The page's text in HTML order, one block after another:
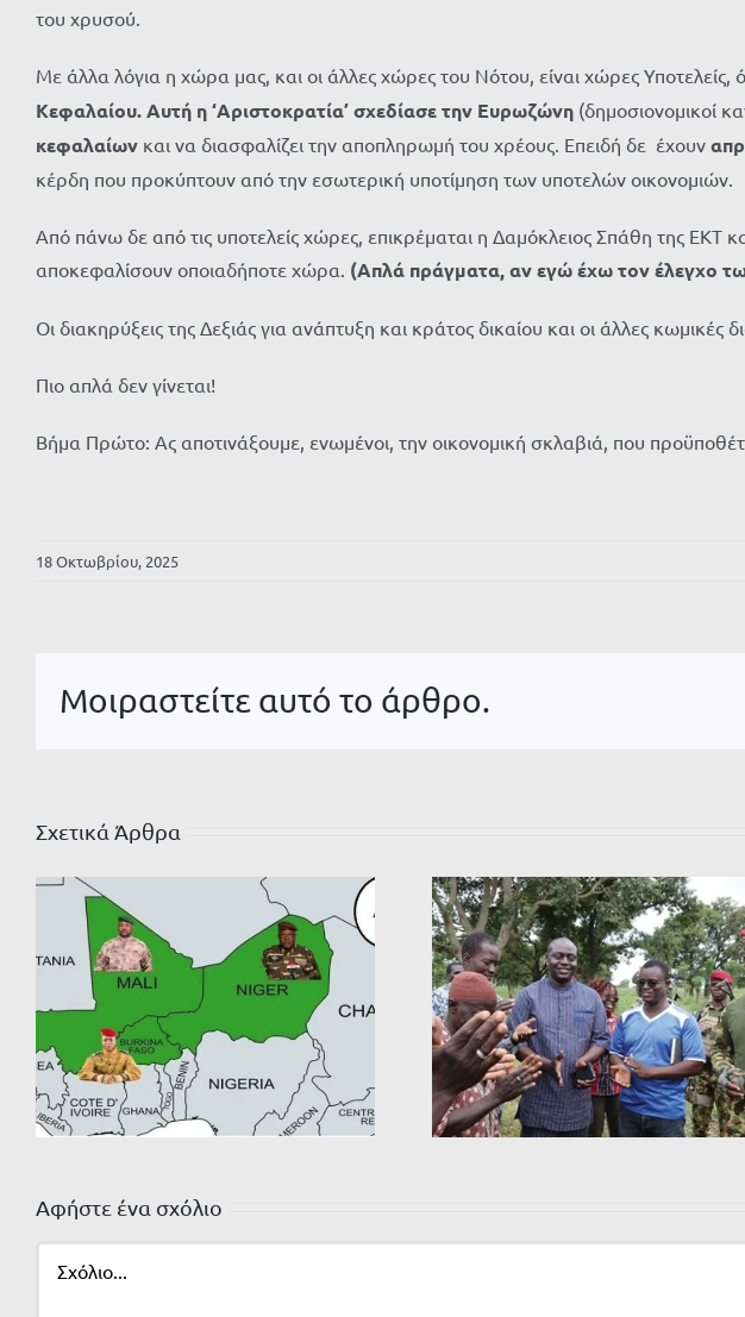
του χρυσού.
Με άλλα λόγια η χώρα μας, και οι άλλες χώρες του Νότου, είναι χώρες Υποτελείς,
Κεφαλαίου. Αυτή η ‘Αριστοκρατία’ σχεδίασε την Ευρωζώνη (δημοσιονομικοί
κεφαλαίων και να διασφαλίζει την αποπληρωμή του χρέους. Επειδή δε έχουν
κέρδη που προκύπτουν από την εσωτερική υποτίμηση των υποτελών οικονομιών.
Από πάνω δε από τις υποτελείς χώρες, επικρέμαται η Δαμόκλειος Σπάθη της
αποκεφαλίσουν οποιαδήποτε χώρα. (Απλά πράγματα, αν εγώ έχω τον έλεγχο
Οι διακηρύξεις της Δεξιάς για ανάπτυξη και κράτος δικαίου και οι άλλες
Πιο απλά δεν γίνεται!
Βήμα Πρώτο: Ας αποτινάξουμε, ενωμένοι, την οικονομική σκλαβιά, που
18 Οκτωβρίου, 2025
Μοιραστείτε αυτό το άρθρο.
Σχετικά Άρθρα
Αφήστε ένα σχόλιο